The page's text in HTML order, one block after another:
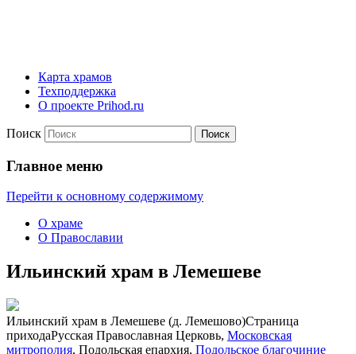
Карта храмов
Техподдержка
О проекте Prihod.ru
Ильинский храм с. Лемешово
Поиск
Главное меню
Перейти к основному содержимому
О храме
О Православии
Ильинский храм в Лемешеве
Ильинский храм в Лемешеве (д. Лемешово)Страница
приходаРусская Православная Церковь, Московская
митрополия, Подольская епархия, Подольское благочиние